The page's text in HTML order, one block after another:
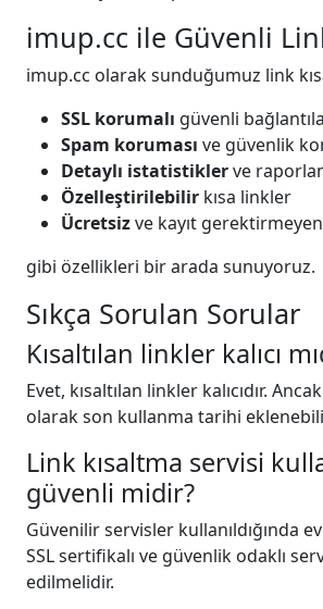
imup.cc ile Güvenli
imup.cc olarak sunduğumuz link
SSL korumalı güvenli
Spam koruması ve güvenlik
Detaylı istatistiklerve
Özelleştirilebilir kısa linkler
Ücretsizve kayıt
gibi özellikleri bir arada sunuyoruz.
Sıkça Sorulan Sorular
Kısaltılan linkler kalıcı
Evet, kısaltılan linkler kalıcıdır.
olarak son kullanma tarihi
Link kısaltma servisi
güvenli midir?
Güvenilir servisler kullanıldığında
SSL sertifikalı ve güvenlik odaklı
edilmelidir.